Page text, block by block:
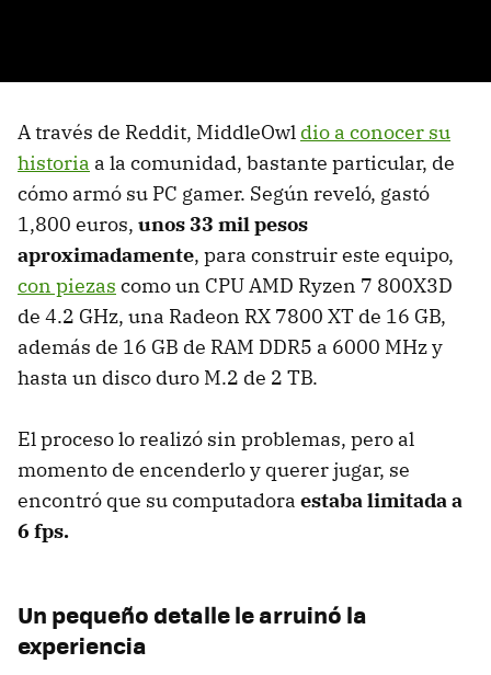
A través de Reddit, MiddleOwl dio a conocer su
historia a la comunidad, bastante particular, de
cómo armó su PC gamer. Según reveló, gastó
1,800 euros, unos 33 mil pesos
aproximadamente, para construir este equipo,
con piezas como un CPU AMD Ryzen 7 800X3D
de 4.2 GHz, una Radeon RX 7800 XT de 16 GB,
además de 16 GB de RAM DDR5 a 6000 MHz y
hasta un disco duro M.2 de 2 TB.
El proceso lo realizó sin problemas, pero al
momento de encenderlo y querer jugar, se
encontró que su computadora estaba limitada a
6 fps.
Un pequeño detalle le arruinó la
experiencia